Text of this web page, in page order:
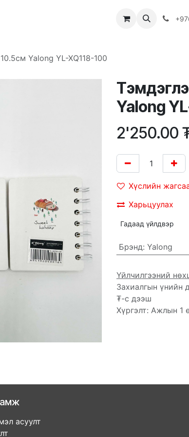
Хямдрал ♻️ Эко шогол
дэвтэр 8смх10.5см Yalong YL-XQ118-100
Yalong
2'250.00
Хүслийн
Харьцуулах
Гадаад үйлдвэр
Брэнд: Yalong
Үйлчилгээний
Захиалгын үнийн
₮-с дээш
Хүргэлт: Ажлын 1
асуулт